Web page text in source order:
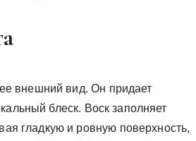
ее внешний вид. Он придает
блеск. Воск заполняет
гладкую и ровную поверхность,